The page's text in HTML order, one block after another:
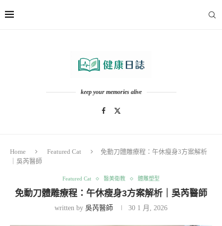
keep your memories alive
Home Featured Cat
免動刀體雕療程：午休瘦身3方案解析
｜吳芮醫師
Featured Cat 醫美衛教 體雕塑型
免動刀體雕療程：午休瘦身3方案解析｜吳芮醫師
written by 吳芮醫師 30 1 月, 2026